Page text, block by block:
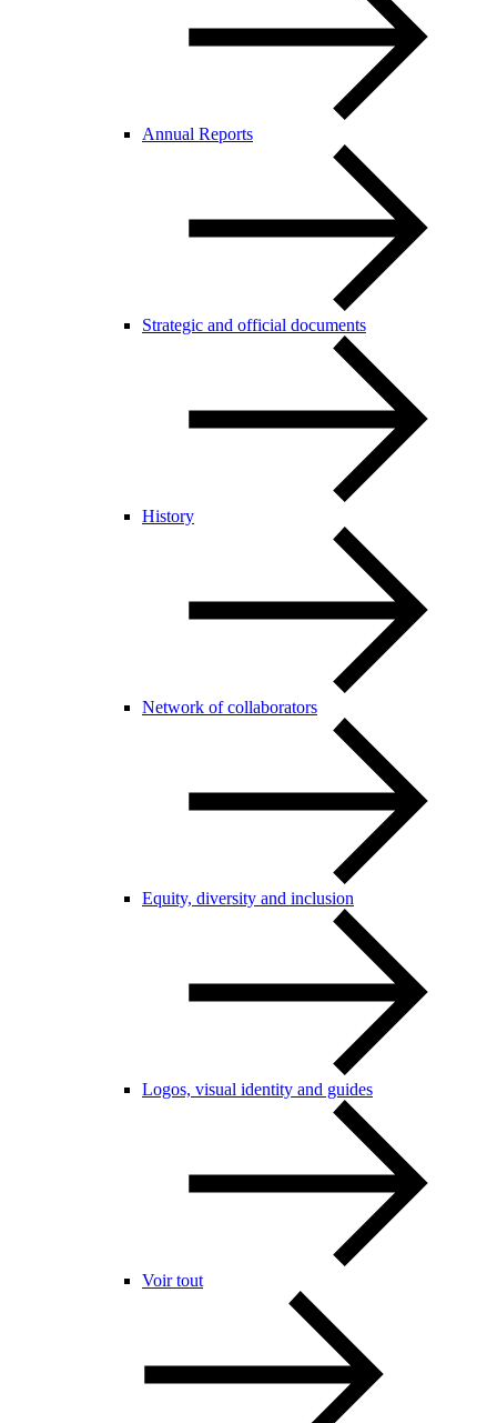
Annual Reports
Strategic and official documents
History
Network of collaborators
Equity, diversity and inclusion
Logos, visual identity and guides
Voir tout